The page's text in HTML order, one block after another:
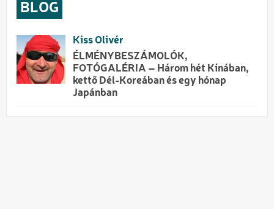
BLOG
Kiss Olivér
ÉLMÉNYBESZÁMOLÓK,
FOTÓGALÉRIA – Három hét Kínában,
kettő Dél-Koreában és egy hónap
Japánban